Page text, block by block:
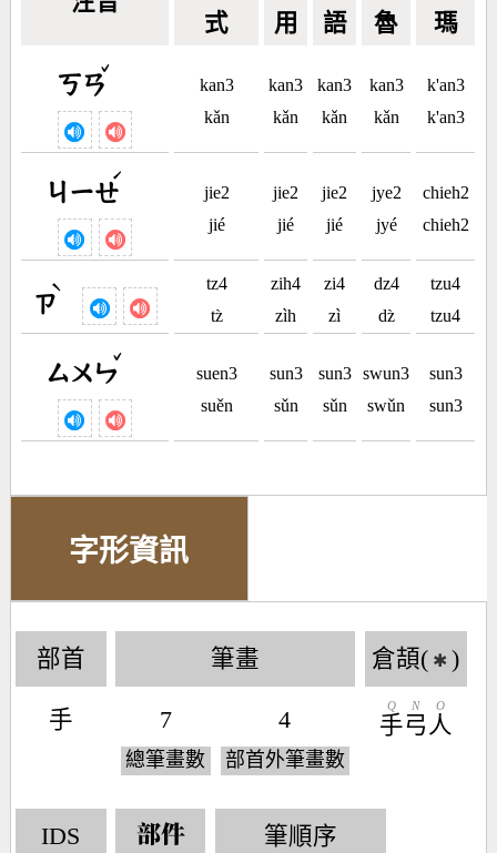
式 用 語 魯 瑪
ㄎㄢ
ˇ
kan3
kǎn
kan3
kǎn
kan3
kǎn
kan3
kǎn
k'an3
k'an3
ㄐㄧㄝ
ˊ
jie2
jié
jie2
jié
jie2
jié
jye2
jyé
chieh2
chieh2
ㄗ
ˋ
tz4
tz̀
zih4
zìh
zi4
zì
dz4
dz̀
tzu4
tzu4
ㄙㄨㄣ
ˇ
suen3
suěn
sun3
sǔn
sun3
sǔn
swun3
swǔn
sun3
sun3
字形資訊
部首
手
筆畫
7
總筆畫數
4
部首外筆畫數
倉頡( ✱ )
手
Q
弓
N
人
O
IDS 部件 筆順序